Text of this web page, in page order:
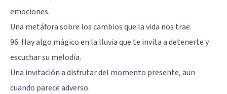
emociones.
Una metáfora sobre los cambios que la vida nos trae.
96. Hay algo mágico en la lluvia que te invita a detenerte y
escuchar su melodía.
Una invitación a disfrutar del momento presente, aun
cuando parece adverso.